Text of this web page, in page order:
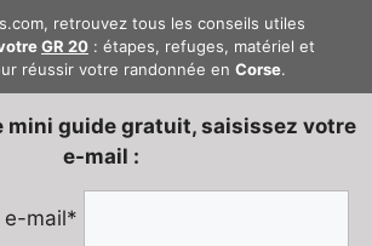
retrouvez tous les conseils utiles
GR 20 : étapes, refuges, matériel et
réussir votre randonnée en Corse.
mini guide gratuit, saisissez votre
e-mail :
e-mail*